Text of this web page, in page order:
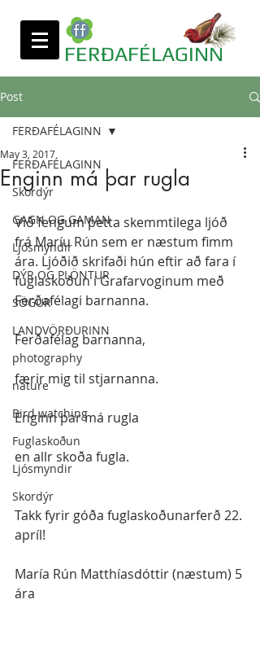
FERÐAFÉLAGINN
Post
FERÐAFÉLAGINN
Skordýr
GAGN OG GAMAN
Ljósmyndir
DÝR OG PLÖNTUR
SÖGUR
LANDVÖRÐURINN
photography
nature
Bird watching
Fuglaskoðun
Ljósmyndir
Skordýr
FERÐAFÉLAGINN
Enginn má þar rugla
May 3, 2017
Við fengum þetta skemmtilega ljóð
frá Maríu Rún sem er næstum fimm
ára. Ljóðið skrifaði hún eftir að fara í
fuglaskoðun í Grafarvoginum með
Ferðafélagi barnanna.
Ferðafélag barnanna,
færir mig til stjarnanna.
Enginn þar má rugla
en allr skoða fugla.
Takk fyrir góða fuglaskoðunarferð 22.
apríl!
María Rún Matthíasdóttir (næstum) 5
ára